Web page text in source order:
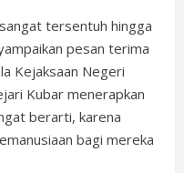
tersentuh hingga
pesan terima
Kejaksaan Negeri
Kubar menerapkan
berarti, karena
bagi mereka